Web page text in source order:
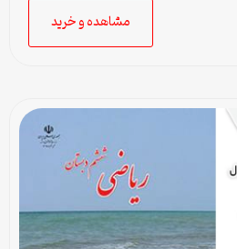
مشاهده و خرید